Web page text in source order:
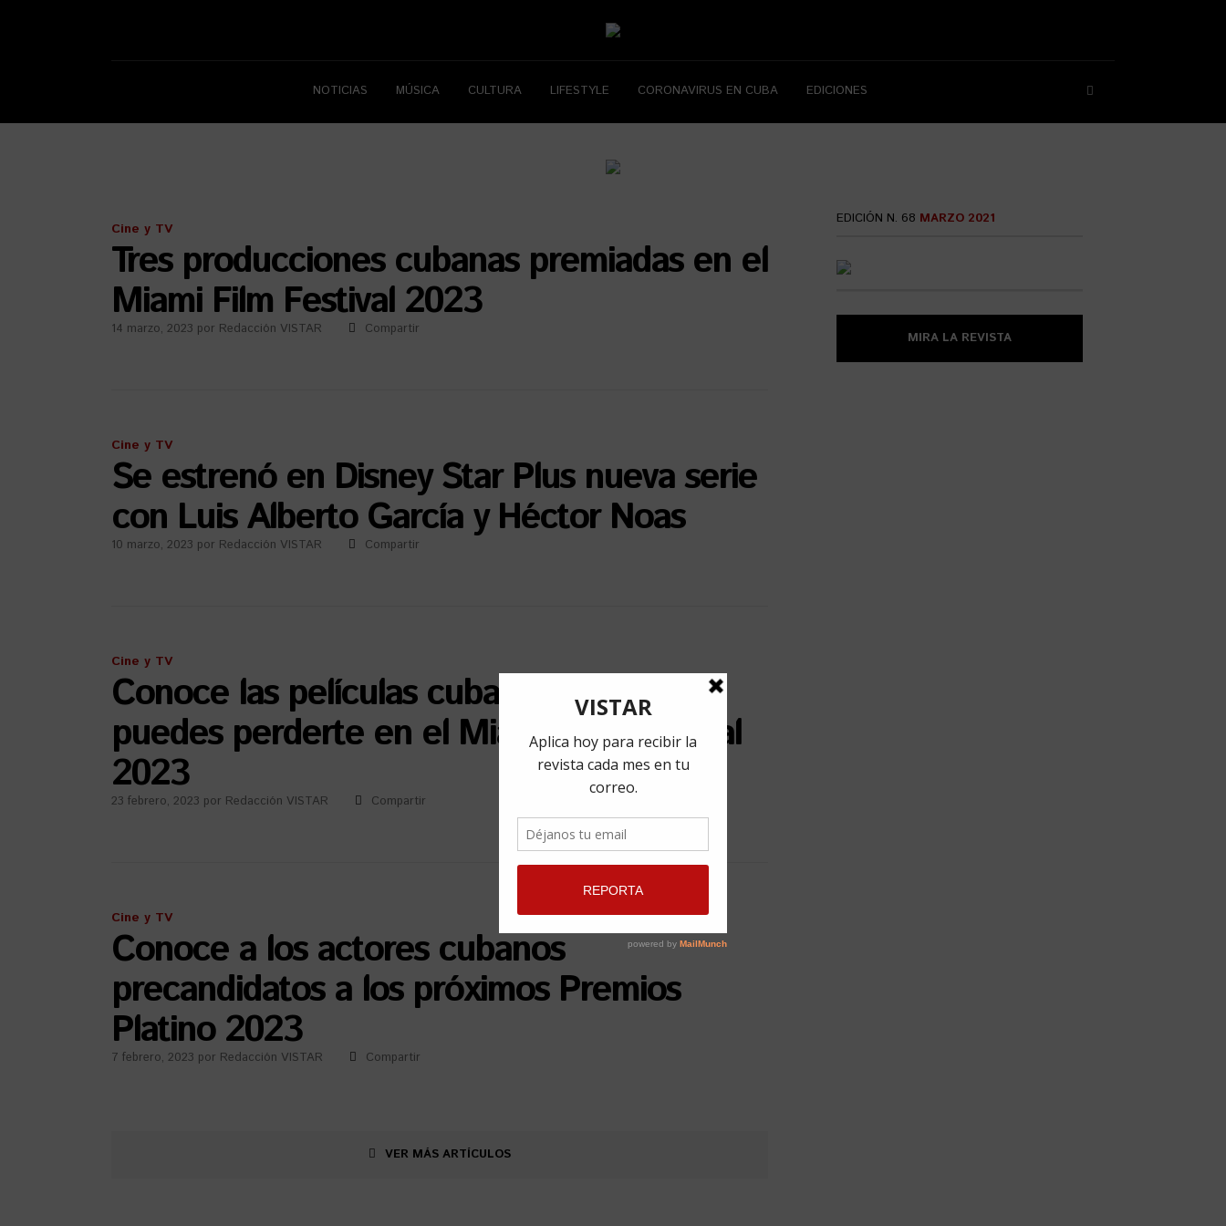
NOTICIAS MÚSICA CULTURA LIFESTYLE CORONAVIRUS EN CUBA EDICIONES
Cine y TV
Tres producciones cubanas premiadas en el
Miami Film Festival 2023
14 marzo, 2023 por Redacción VISTAR Compartir
Cine y TV
Se estrenó en Disney Star Plus nueva serie
con Luis Alberto García y Héctor Noas
10 marzo, 2023 por Redacción VISTAR Compartir
Cine y TV
Conoce las películas cubanas que no
puedes perderte en el Miami Film Festival
2023
23 febrero, 2023 por Redacción VISTAR Compartir
Cine y TV
Conoce a los actores cubanos
precandidatos a los próximos Premios
Platino 2023
7 febrero, 2023 por Redacción VISTAR Compartir
VER MÁS ARTÍCULOS
EDICIÓN N. 68 MARZO 2021
MIRA LA REVISTA